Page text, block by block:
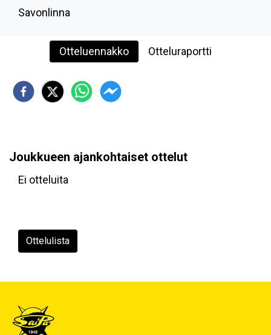
Savonlinna
Otteluennakko Otteluraportti
Joukkueen ajankohtaiset ottelut
Ei otteluita
Ottelulista